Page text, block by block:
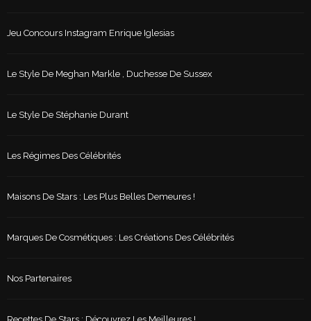
Jeu Concours Instagram Enrique Iglesias
Le Style De Meghan Markle , Duchesse De Sussex
Le Style De Stéphanie Durant
Les Régimes Des Célébrités
Maisons De Stars : Les Plus Belles Demeures !
Marques De Cosmétiques : Les Créations Des Célébrités
Nos Partenaires